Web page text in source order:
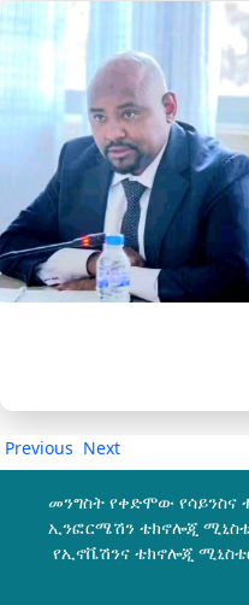
Previous Next
መንግስት የቀድሞው የሳይንስና
ኢንፎርሜሽን ቴክኖሎጂ
የኢኖቬሽንና ቴክኖሎጂ